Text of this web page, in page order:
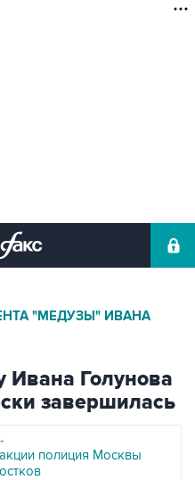
"МЕДУЗЫ" ИВАНА
Ивана Голунова
завершилась
полиция Москвы